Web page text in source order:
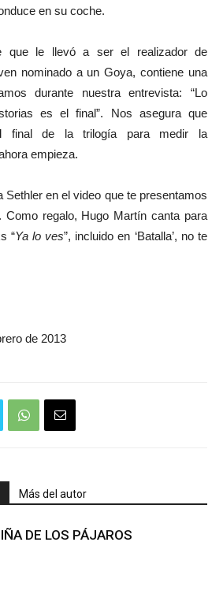
en su coche.
que le llevó a ser el realizador de
nominado a un Goya, contiene una
durante nuestra entrevista: “Lo
es el final”. Nos asegura que
final de la trilogía para medir la
empieza.
Sethler en el video que te presentamos
Como regalo, Hugo Martín canta para
“Ya lo ves”, incluido en ‘Batalla’, no te
de 2013
Más del autor
DE LOS PÁJAROS